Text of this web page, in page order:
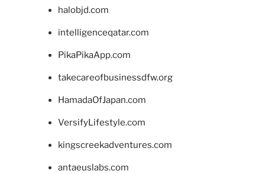
halobjd.com
intelligenceqatar.com
PikaPikaApp.com
takecareofbusinessdfw.org
HamadaOfJapan.com
VersifyLifestyle.com
kingscreekadventures.com
antaeuslabs.com